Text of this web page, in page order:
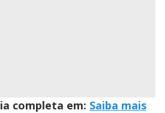
completa em: Saiba mais